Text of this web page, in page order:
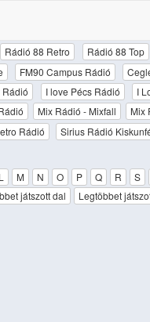
Rádió 88 Retro Rádió 88 Top
FM90 Campus Rádió
Rádió I love Pécs Rádió I
Mix Rádió - Mixfall Mix
Rádió Sirius Rádió
M N O P Q R S
játszott dal Legtöbbet